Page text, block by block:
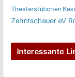
Theaterstübchen
Zehntscheuer eV
Interessante